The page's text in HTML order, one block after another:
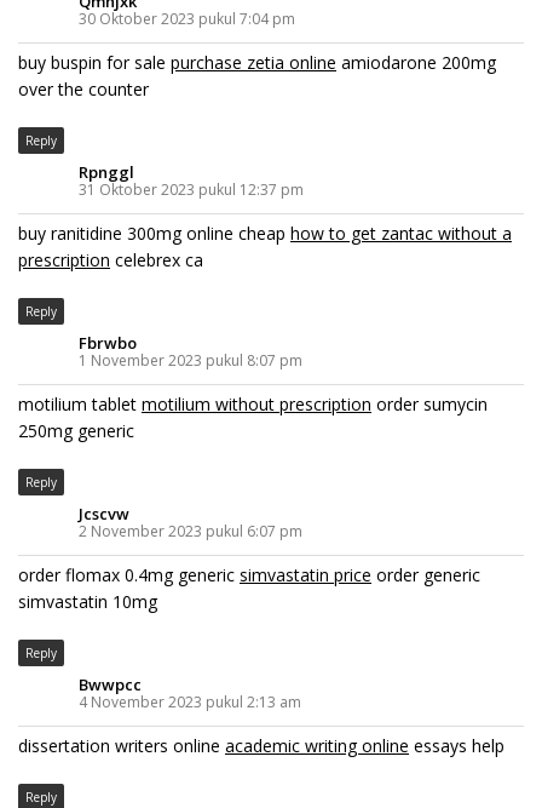
30 Oktober 2023 pukul 7:04 pm
buy buspin for sale purchase zetia online amiodarone 200mg
over the counter
Reply
Rpnggl
31 Oktober 2023 pukul 12:37 pm
buy ranitidine 300mg online cheap how to get zantac without a
prescription celebrex ca
Reply
Fbrwbo
1 November 2023 pukul 8:07 pm
motilium tablet motilium without prescription order sumycin
250mg generic
Reply
Jcscvw
2 November 2023 pukul 6:07 pm
order flomax 0.4mg generic simvastatin price order generic
simvastatin 10mg
Reply
Bwwpcc
4 November 2023 pukul 2:13 am
dissertation writers online academic writing online essays help
Reply